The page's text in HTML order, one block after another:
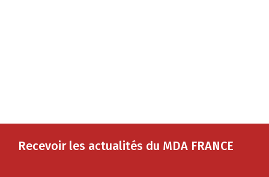
Recevoir les actualités du MDA FRANCE